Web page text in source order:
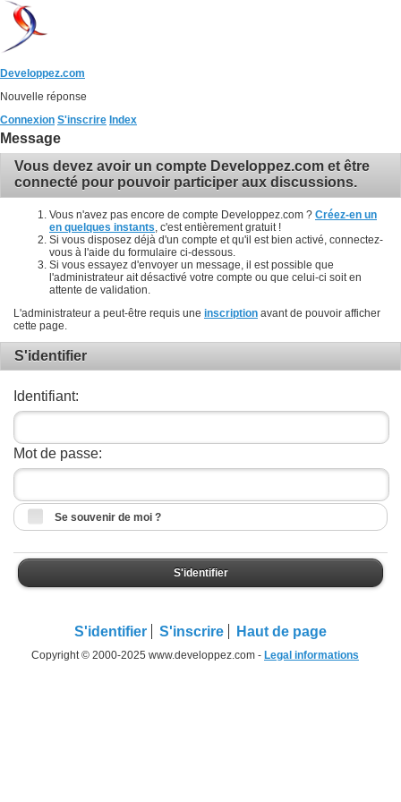
Developpez.com
Nouvelle réponse
Connexion S'inscrire Index
Message
Vous devez avoir un compte Developpez.com et être
connecté pour pouvoir participer aux discussions.
Vous n'avez pas encore de compte Developpez.com ? Créez-en un
en quelques instants , c'est entièrement gratuit !
Si vous disposez déjà d'un compte et qu'il est bien activé, connectez-
vous à l'aide du formulaire ci-dessous.
Si vous essayez d'envoyer un message, il est possible que
l'administrateur ait désactivé votre compte ou que celui-ci soit en
attente de validation.
L'administrateur a peut-être requis une inscription avant de pouvoir afficher
cette page.
S'identifier
Identifiant:
Mot de passe:
Se souvenir de moi ?
S'identifier
S'identifier S'inscrire Haut de page
Copyright © 2000-2025 www.developpez.com - Legal informations